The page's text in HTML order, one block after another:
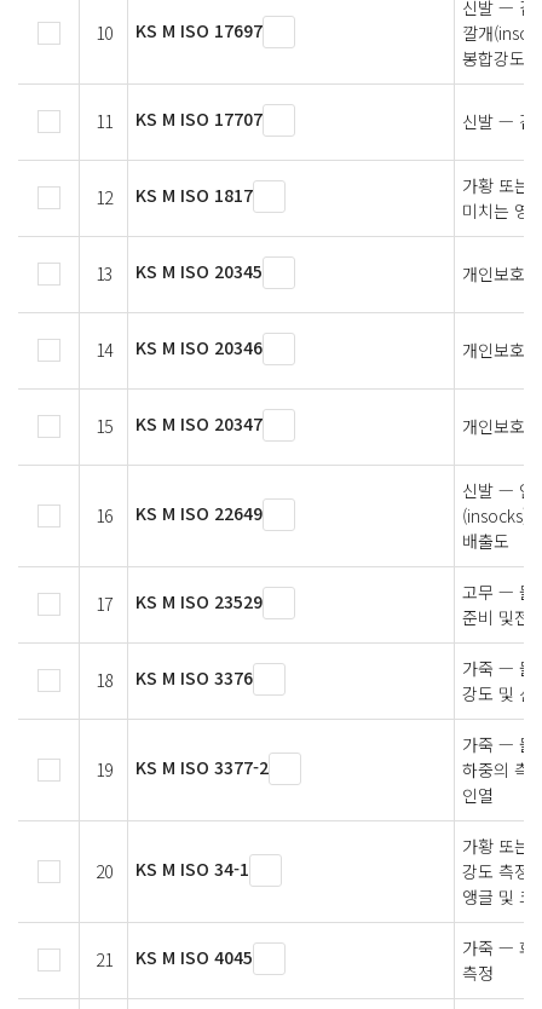
10 KS M ISO 17697
신발 — 갑
깔개
봉합강도
11 KS M ISO 17707 신발 — 겉
12 KS M ISO 1817
가황 또는
미치는 영
13 KS M ISO 20345 개인보호
14 KS M ISO 20346 개인보호
15 KS M ISO 20347 개인보호
16 KS M ISO 22649
신발 — 안
(insocks)
배출도
17 KS M ISO 23529
고무 — 물
준비 및전
18 KS M ISO 3376
가죽 — 물
강도 및 신
19 KS M ISO 3377-2
가죽 — 물
하중의 측
인열
20 KS M ISO 34-1
가황 또는
강도 측정
앵글 및 크
21 KS M ISO 4045
가죽 — 화
측정